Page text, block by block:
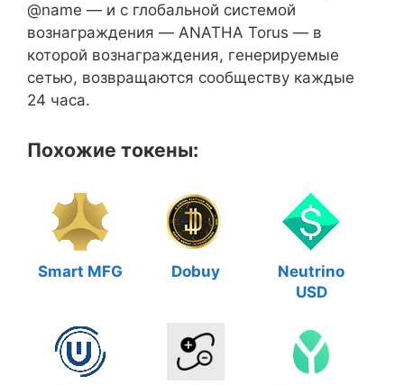
@name — и с глобальной системой
вознаграждения — ANATHA Torus — в
которой вознаграждения, генерируемые
сетью, возвращаются сообществу каждые
24 часа.
Похожие токены:
Smart MFG Dobuy
Neutrino
USD